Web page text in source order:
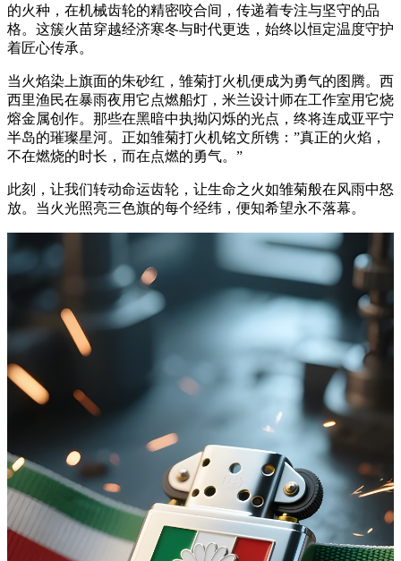
的火种，在机械齿轮的精密咬合间，传递着专注与坚守的品
格。这簇火苗穿越经济寒冬与时代更迭，始终以恒定温度守护
着匠心传承。
当火焰染上旗面的朱砂红，雏菊打火机便成为勇气的图腾。西
西里渔民在暴雨夜用它点燃船灯，米兰设计师在工作室用它烧
熔金属创作。那些在黑暗中执拗闪烁的光点，终将连成亚平宁
半岛的璀璨星河。正如雏菊打火机铭文所镌：”真正的火焰，
不在燃烧的时长，而在点燃的勇气。”
此刻，让我们转动命运齿轮，让生命之火如雏菊般在风雨中怒
放。当火光照亮三色旗的每个经纬，便知希望永不落幕。